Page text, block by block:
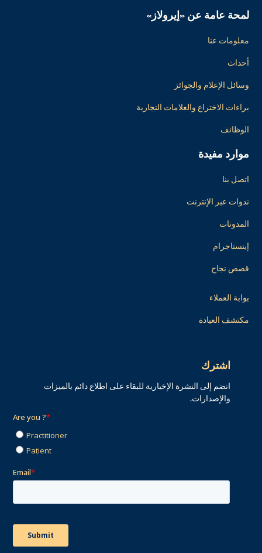
لمحة عامة عن «إيرولاز»
معلومات عنا
أحداث
وسائل الإعلام والجوائز
براءات الاختراع والعلامات التجارية
الوظائف
موارد مفيدة
اتصل بنا
ندوات عبر الإنترنت
المدونات
إينستاجرام
قصص نجاح
بوابة العملاء
مكتشف العيادة
اشترك
انضم إلى النشرة الإخبارية للبقاء على اطلاع دائم بالميزات
والإصدارات.